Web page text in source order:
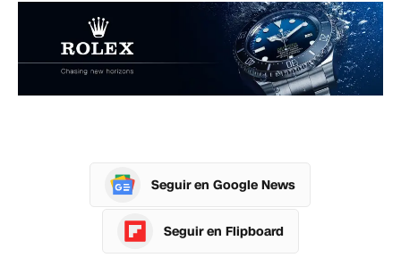
Seguir en Google News
Seguir en Flipboard